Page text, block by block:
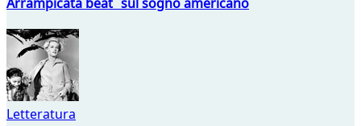
Letteratura